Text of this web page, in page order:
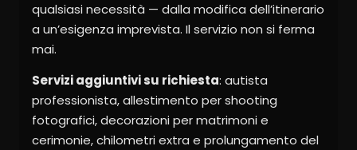
qualsiasi necessità — dalla modifica dell’itinerario
a un’esigenza imprevista. Il servizio non si ferma
mai.
Servizi aggiuntivi su richiesta: autista
professionista, allestimento per shooting
fotografici, decorazioni per matrimoni e
cerimonie, chilometri extra e prolungamento del